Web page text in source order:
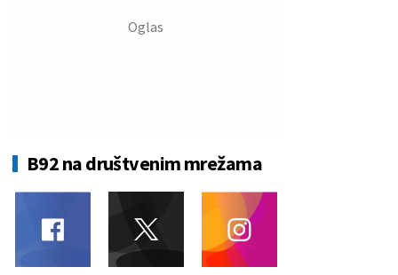
B92 na društvenim mrežama